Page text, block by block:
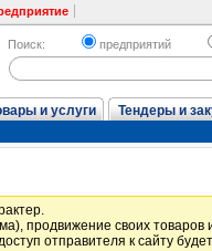
Поиск: предприятий
и услуги Тендеры и
продвижение своих товаров
отправителя к сайту